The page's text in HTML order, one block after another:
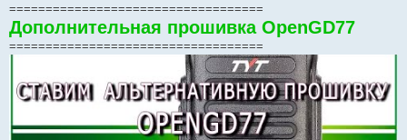
===================================
Дополнительная прошивка OpenGD77
===================================